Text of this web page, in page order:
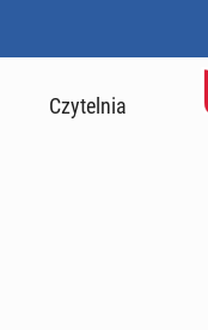
Czytelnia